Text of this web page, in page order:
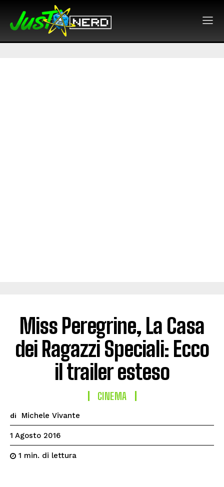
Miss Peregrine, La Casa
dei Ragazzi Speciali: Ecco
il trailer esteso
CINEMA
di Michele Vivante
1 Agosto 2016
1 min. di lettura